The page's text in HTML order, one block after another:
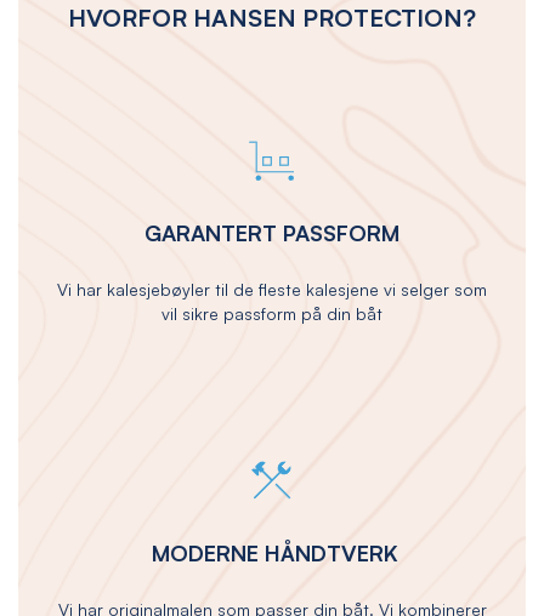
HVORFOR HANSEN PROTECTION?
GARANTERT PASSFORM
Vi har kalesjebøyler til de fleste kalesjene vi selger som
vil sikre passform på din båt
MODERNE HÅNDTVERK
Vi har originalmalen som passer din båt. Vi kombinerer